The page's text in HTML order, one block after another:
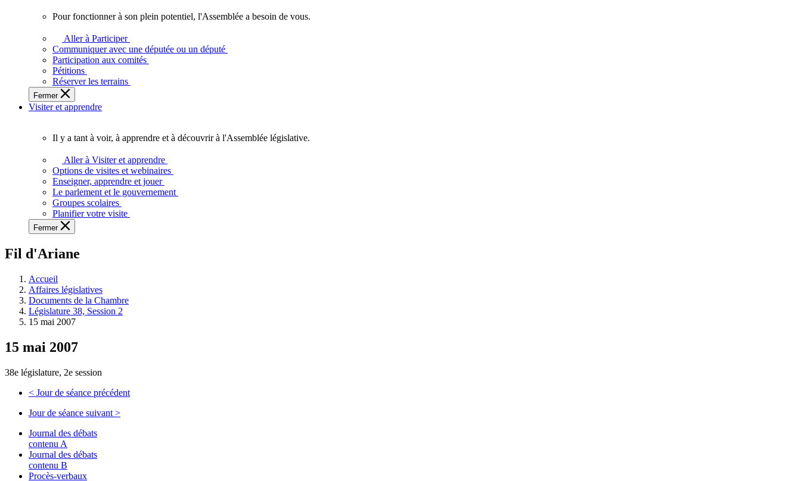
Ontariens.
fonctionner
plein
potentiel,
l'Assemblée
a
besoin
Pour fonctionner à son plein potentiel, l'Assemblée a besoin de vous.
Aller à Participer
Communiquer avec une députée ou un député
Participation aux comités
Pétitions
Réserver les terrains
Fermer
Visiter et apprendre
voir,
apprendre
et
découvrir
l'Assemblée
législative.
Il y a tant à voir, à apprendre et à découvrir à l'Assemblée législative.
Aller à Visiter et apprendre
Options de visites et webinaires
Enseigner, apprendre et jouer
Le parlement et le gouvernement
Groupes scolaires
Planifier votre visite
Fermer
Fil d'Ariane
Accueil
Affaires législatives
Documents de la Chambre
Législature 38, Session 2
15 mai 2007
15 mai 2007
38e législature, 2e session
< Jour de séance précédent
Jour de séance suivant >
Journal des débats
contenu A
Journal des débats
contenu B
Procès-verbaux